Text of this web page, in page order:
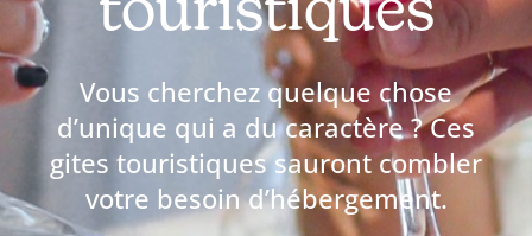
Vous cherchez quelque chose
d’unique qui a du caractère ? Ces
gites touristiques sauront combler
votre besoin d’hébergement.